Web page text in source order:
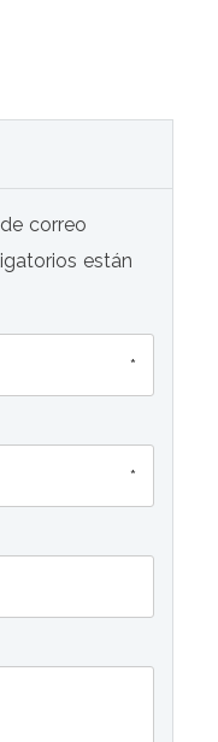
correo
están
*
*